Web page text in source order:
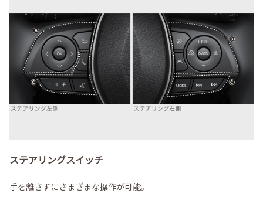
ステアリングスイッチ
手を離さずにさまざまな操作が可能。